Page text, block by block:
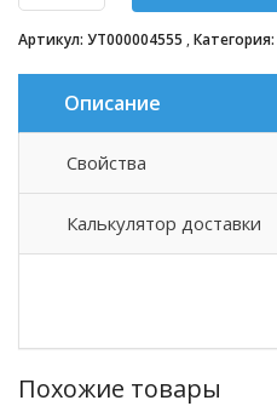
Артикул: УТ000004555 Категория:
Описание
Свойства
Калькулятор доставки
Описание товара
Похожие товары